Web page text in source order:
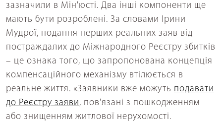
зазначили в Мін'юсті. Два інші компоненти ще
мають бути розроблені. За словами Ірини
Мудрої, подання перших реальних заяв від
постраждалих до Міжнародного Реєстру збитків
– це ознака того, що запропонована концепція
компенсаційного механізму втілюється в
реальне життя. «Заявники вже можуть подавати
до Реєстру заяви, пов'язані з пошкодженням
або знищенням житлової нерухомості.